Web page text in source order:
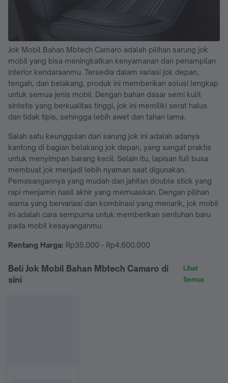
Jok Mobil Bahan Mbtech Camaro adalah pilihan sarung jok
mobil yang bisa meningkatkan kenyamanan dan penampilan
interior kendaraanmu. Tersedia dalam variasi jok depan,
tengah, dan belakang, produk ini memberikan solusi lengkap
untuk semua jenis mobil. Dengan bahan dasar semi kulit
sintetis yang berkualitas tinggi, jok ini memiliki serat halus
dan tidak tipis, sehingga lebih awet dan tahan lama.
Salah satu keunggulan dari sarung jok ini adalah adanya
kantong di bagian belakang jok depan, yang sangat praktis
untuk menyimpan barang kecil. Selain itu, lapisan full busa
membuat jok menjadi lebih nyaman saat digunakan.
Pemasangannya yang mudah dan jahitan double stick yang
rapi menjamin hasil akhir yang memuaskan. Dengan pilihan
warna yang bervariasi dan kombinasi yang menarik, jok mobil
ini adalah cara sempurna untuk memberikan sentuhan baru
pada mobil kesayanganmu.
Rentang Harga: Rp35.000 - Rp4.600.000
Beli Jok Mobil Bahan Mbtech Camaro di
sini
Lihat
Semua